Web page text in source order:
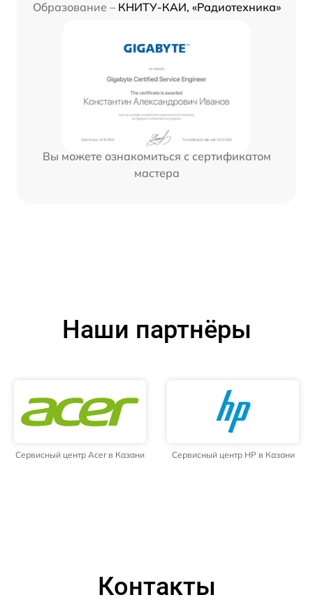
Образование – КНИТУ-КАИ, «Радиотехника»
Вы можете ознакомиться с сертификатом
мастера
Наши партнёры
Сервисный центр Acer в Казани Сервисный центр HP в Казани
Контакты